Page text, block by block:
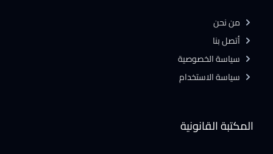
المكتبة القانونية
من نحن
أتصل بنا
سياسة الخصوصية
سياسة الاستخدام